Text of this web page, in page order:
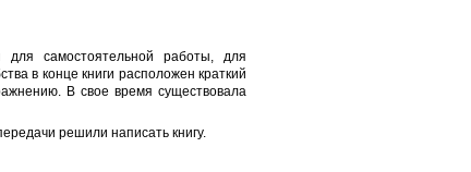
самостоятельной работы, для
в конце книги расположен краткий
В свое время существовала
решили написать книгу.